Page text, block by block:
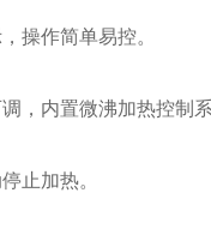
操作简单易控。
，内置微沸加热控制
止加热。